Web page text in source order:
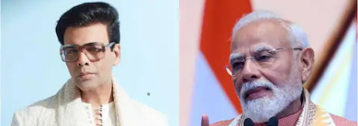
प्रधानमंत्री मोदी ने क्यों किया 'कुछ कुछ
होता है' गाने का जिक्र? गदगद हुए
करण जौहर
ज्योति सिंह Jul 08, 2026